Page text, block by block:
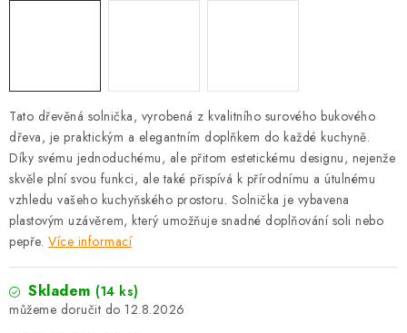
Tato dřevěná solnička, vyrobená z kvalitního surového bukového
dřeva, je praktickým a elegantním doplňkem do každé kuchyně.
Díky svému jednoduchému, ale přitom estetickému designu, nejenže
skvěle plní svou funkci, ale také přispívá k přírodnímu a útulnému
vzhledu vašeho kuchyňského prostoru. Solnička je vybavena
plastovým uzávěrem, který umožňuje snadné doplňování soli nebo
pepře. Více informací
Skladem (14 ks)
12.8.2026